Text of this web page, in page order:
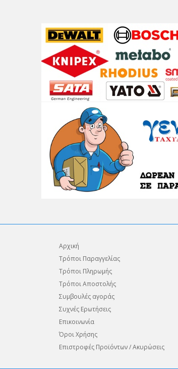
Αρχική
Τρόποι Παραγγελίας
Τρόποι Πληρωμής
Τρόποι Αποστολής
Συμβουλές αγοράς
Συχνές Ερωτήσεις
Επικοινωνία
Όροι Χρήσης
Επιστροφές Προϊόντων / Ακυρώσεις